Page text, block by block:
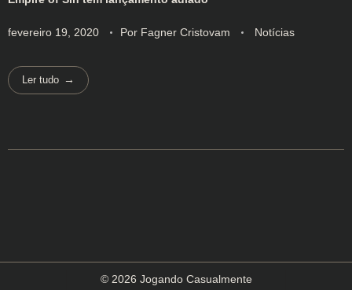
fevereiro 19, 2020 Por Fagner Cristovam Notícias
Ler tudo
© 2026 Jogando Casualmente